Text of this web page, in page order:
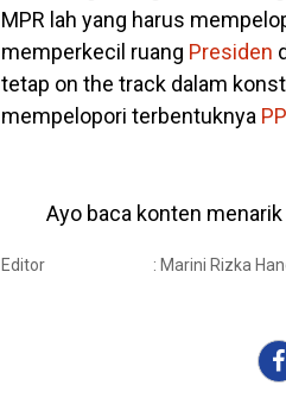
MPR lah yang harus
memperkecil ruang Presiden
tetap on the track dalam
mempelopori terbentuknya
Ayo baca konten
Editor : Marini Rizka